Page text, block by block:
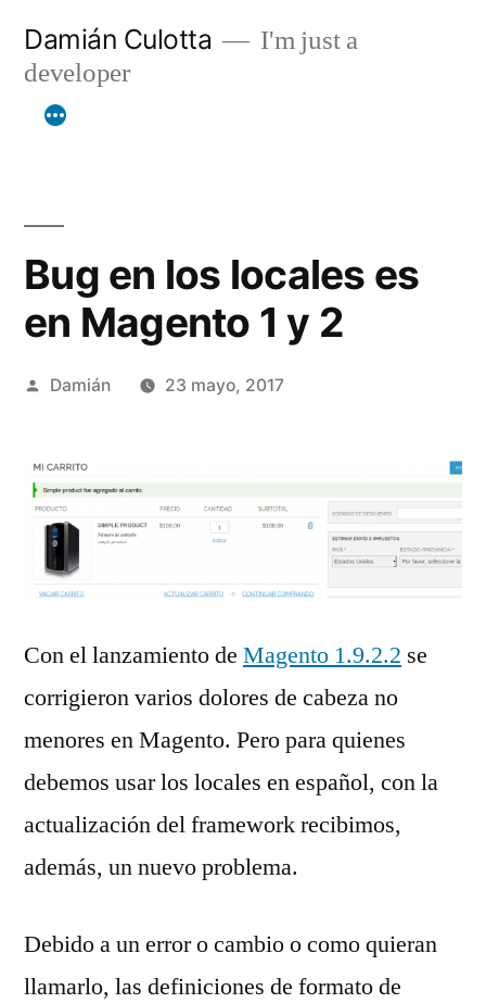
contenido
Damián Culotta
I'm just a
developer
Bug en los locales es
en Magento 1 y 2
Publicado
Damián 23 mayo, 2017
Con el lanzamiento de Magento 1.9.2.2 se
corrigieron varios dolores de cabeza no
menores en Magento. Pero para quienes
debemos usar los locales en español, con la
actualización del framework recibimos,
además, un nuevo problema.
Debido a un error o cambio o como quieran
llamarlo, las definiciones de formato de